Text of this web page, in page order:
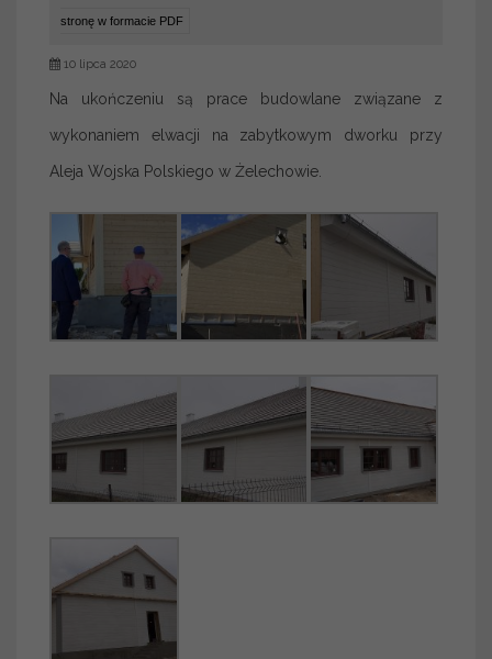
stronę w formacie PDF
10 lipca 2020
Na ukończeniu są prace budowlane związane z
wykonaniem elwacji na zabytkowym dworku przy
Aleja Wojska Polskiego w Żelechowie.